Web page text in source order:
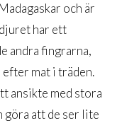
och är
har ett
andra fingrarna,
mat i träden.
ansikte med stora
göra att de ser lite